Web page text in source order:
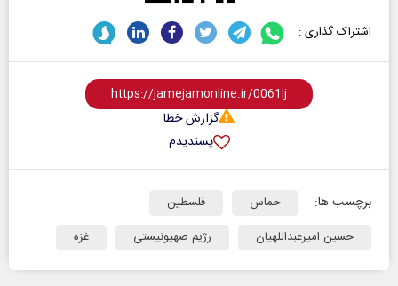
اشتراک گذاری :
گزارش خطا
پسندیدم
برچسب ها: حماس
فلسطین
حسین امیرعبداللهیان
رژیم صهیونیستی غزه